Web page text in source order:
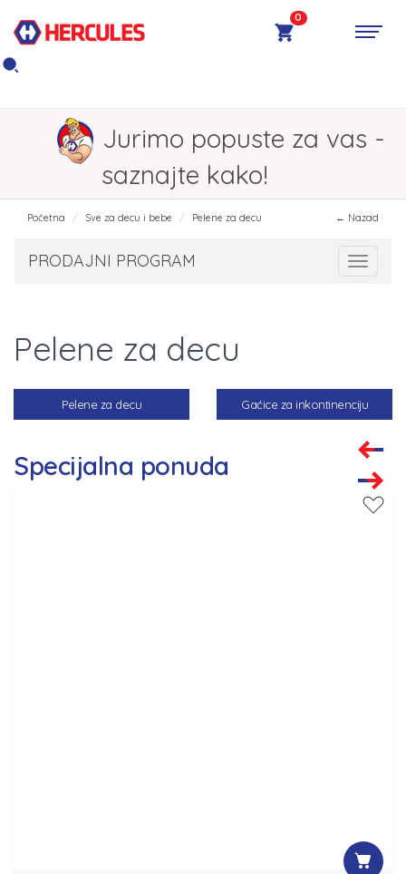
0
Jurimo popuste za vas -
saznajte kako!
Početna Sve za decu i bebe Pelene za decu ← Nazad
Toggle
PRODAJNI PROGRAM
Pelene za decu
Pelene za decu Gaćice za inkontinenciju
Specijalna ponuda